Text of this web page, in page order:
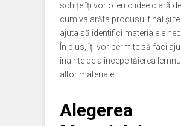
schițe îți vor oferi o idee clară
cum va arăta produsul final și
ajuta să identifici materialele
În plus, îți vor permite să faci
înainte de a începe tăierea
altor materiale.
Alegerea